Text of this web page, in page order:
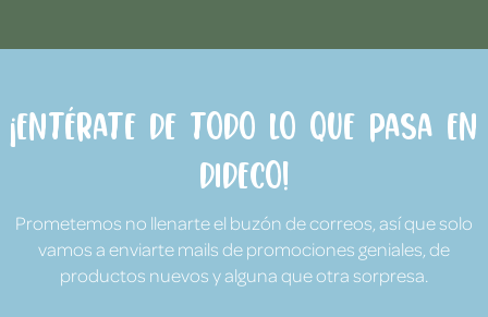
¡Entérate de todo lo que pasa en
Dideco!
Prometemos no llenarte el buzón de correos, así que solo
vamos a enviarte mails de promociones geniales, de
productos nuevos y alguna que otra sorpresa.